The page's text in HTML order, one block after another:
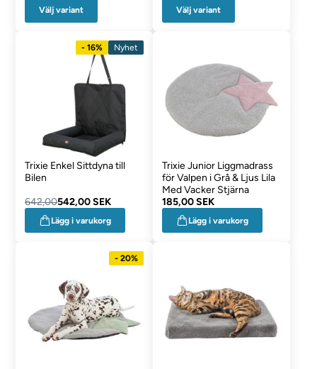
Välj variant Välj variant
- 16% Nyhet
Trixie Enkel Sittdyna till
Bilen
642,00542,00 SEK
Lägg i varukorg
Trixie Junior Liggmadrass
för Valpen i Grå & Ljus Lila
Med Vacker Stjärna
185,00 SEK
Lägg i varukorg
- 20%